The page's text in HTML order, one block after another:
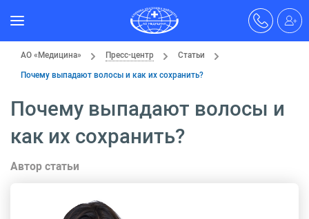
АО «Медицина» Пресс-центр
Статьи
Почему выпадают волосы и как их сохранить?
Почему выпадают волосы и
как их сохранить?
Автор статьи